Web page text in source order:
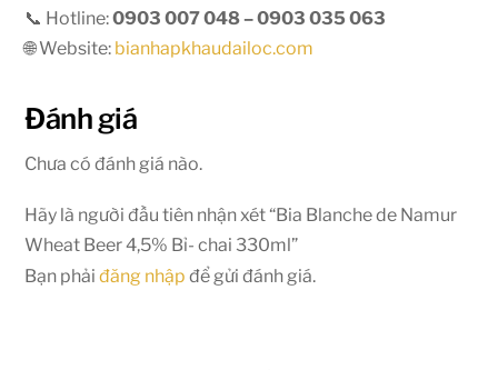
📞 Hotline:0903 007 048 – 0903 035 063
🌐 Website: bianhapkhaudailoc.com
Đánh giá
Chưa có đánh giá nào.
Hãy là người đầu tiên nhận xét “Bia Blanche de Namur
Wheat Beer 4,5% Bỉ- chai 330ml”
Bạn phảiđăng nhập để gửi đánh giá.